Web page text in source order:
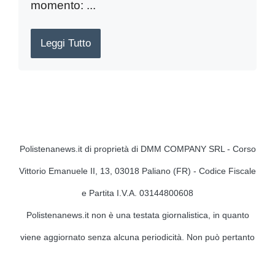
momento: ...
Leggi Tutto
Polistenanews.it di proprietà di DMM COMPANY SRL - Corso
Vittorio Emanuele II, 13, 03018 Paliano (FR) - Codice Fiscale
e Partita I.V.A. 03144800608
Polistenanews.it non è una testata giornalistica, in quanto
viene aggiornato senza alcuna periodicità. Non può pertanto